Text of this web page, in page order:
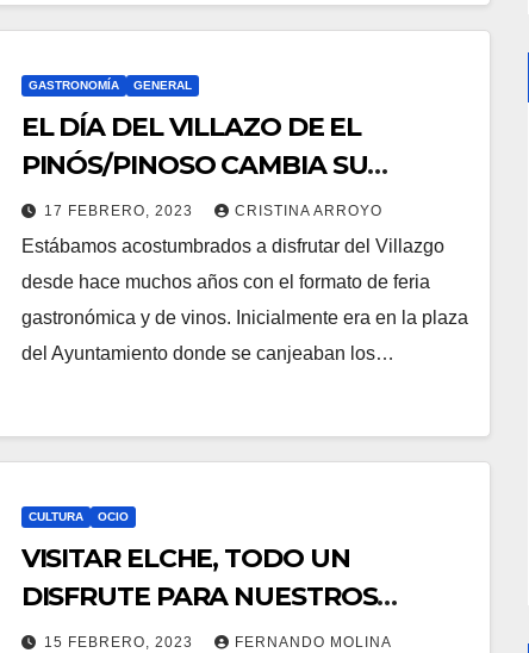
GASTRONOMÍA GENERAL
EL DÍA DEL VILLAZO DE EL
PINÓS/PINOSO CAMBIA SU
FORMATO
17 FEBRERO, 2023 CRISTINA ARROYO
Estábamos acostumbrados a disfrutar del Villazgo
desde hace muchos años con el formato de feria
gastronómica y de vinos. Inicialmente era en la plaza
del Ayuntamiento donde se canjeaban los…
CULTURA OCIO
VISITAR ELCHE, TODO UN
DISFRUTE PARA NUESTROS
SENTIDOS
15 FEBRERO, 2023 FERNANDO MOLINA